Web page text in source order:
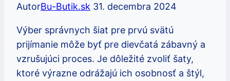
AutorBu-Butik.sk 31. decembra 2024
Výber správnych šiat pre prvú svätú
prijímanie môže byť pre dievčatá zábavný a
vzrušujúci proces. Je dôležité zvoliť šaty,
ktoré výrazne odrážajú ich osobnosť a štýl,